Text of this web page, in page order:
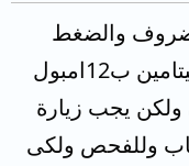
والضغط
على الاعصاب فعليك ياستخدام فيتامين ب12امبول
ولكن يجب زيارة
وللفحص ولكى